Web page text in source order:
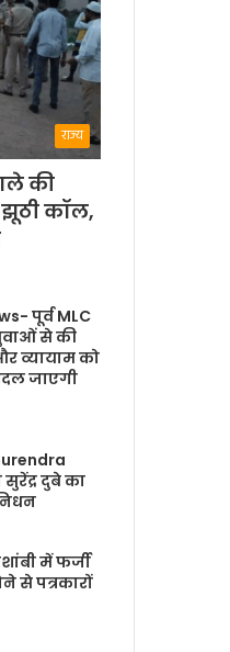
राज्य
की
कॉल,
पूर्व MLC
से की
व्यायाम को
जाएगी
सुरेंद्र दुबे का
में फर्जी
से पत्रकारों